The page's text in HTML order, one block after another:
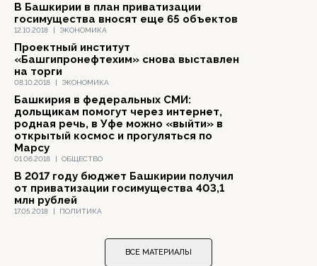
12.10.2018 | ЭКОНОМИКА
В Башкирии в план приватизации
госимущества вносят еще 65 объектов
08.10.2018 | ЭКОНОМИКА
Проектный институт
«Башгипронефтехим» снова выставлен
на торги
01.06.2018 | ОБЩЕСТВО
Башкирия в федеральных СМИ:
дольщикам помогут через интернет,
родная речь, в Уфе можно «выйти» в
открытый космос и прогуляться по
Марсу
17.05.2018 | ПОЛИТИКА
В 2017 году бюджет Башкирии получил
от приватизации госимущества 403,1
млн рублей
ВСЕ МАТЕРИАЛЫ